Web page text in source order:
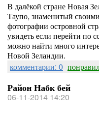
В далёкой стране Новая
Таупо, знаменитый
фотографии островной
увидеть если перейти по
можно найти много
Новой Зеландии.
комментарии: 0
Район Набк бей
06-11-2014 14:20